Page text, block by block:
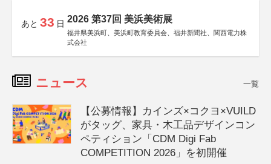
あと 33 日 2026 第37回 美浜美術展
福井県美浜町、美浜町教育委員会、福井新聞社、関西電力株
式会社
ニュース 一覧
【公募情報】カインズ×コクヨ×VUILD
がタッグ、家具・木工品デザインコン
ペティション「CDM Digi Fab
COMPETITION 2026」を初開催